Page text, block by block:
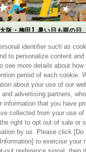
阪・梅田】暑い日も雨の日
キッズスポット７選
年8月7日
フスタイル
イロ
ビューティー ライフスタイル
identifier such as
to personalize content and
see more details about how
period of each cookie.
about your use of our
advertising partners,
information that you have
collected from your use of
right to opt out of sale or
by us. Please click [Do
to exercise your